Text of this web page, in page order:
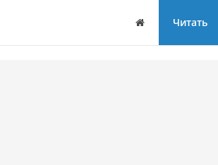
Дом Читать